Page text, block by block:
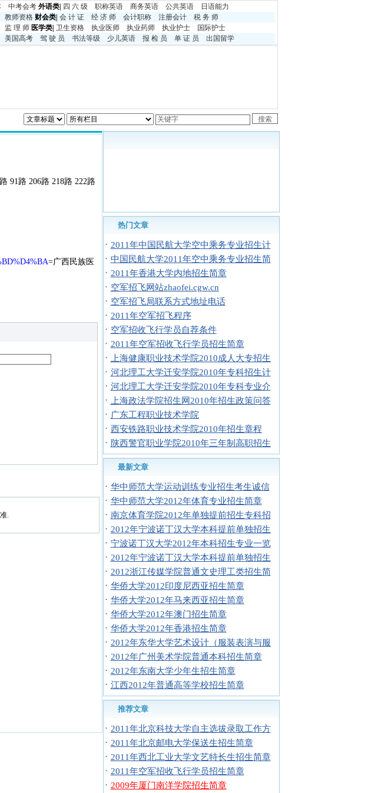
中考会考 外语类| 四 六 级 职称英语 商务英语 公共英语
日语能力
教师资格 财会类| 会 计 证 经 济 师 会计职称 注册会计
税 务 师
监 理 师 医学类| 卫生资格 执业医师 执业药师 执业护士
国际护士
美国高考 驾 驶 员 书法等级 少儿英语 报 检 员 单 证 员 出国留学
91路 206路 218路 222路
=广西民族医
.
热门文章
· 2011年中国民航大学空中乘务专业招生计
· 中国民航大学2011年空中乘务专业招生简
· 2011年香港大学内地招生简章
· 空军招飞网站zhaofei.cgw.cn
· 空军招飞局联系方式地址电话
· 2011年空军招飞程序
· 空军招收飞行学员自荐条件
· 2011年空军招收飞行学员招生简章
·
上海健康职业技术学院2010成人大专招生
· 河北理工大学迁安学院2010年专科招生计
· 河北理工大学迁安学院2010年专科专业介
·
上海政法学院招生网2010年招生政策问答
· 广东工程职业技术学院
· 西安铁路职业技术学院2010年招生章程
· 陕西警官职业学院2010年三年制高职招生
最新文章
· 华中师范大学运动训练专业招生考生诚信
· 华中师范大学2012年体育专业招生简章
· 南京体育学院2012年单独提前招生专科招
· 2012年宁波诺丁汉大学本科提前单独招生
· 宁波诺丁汉大学2012年本科招生专业一览
· 2012年宁波诺丁汉大学本科提前单独招生
· 2012浙江传媒学院普通文史理工类招生简
· 华侨大学2012印度尼西亚招生简章
· 华侨大学2012年马来西亚招生简章
· 华侨大学2012年澳门招生简章
· 华侨大学2012年香港招生简章
· 2012年东华大学艺术设计（服装表演与服
· 2012年广州美术学院普通本科招生简章
· 2012年东南大学少年生招生简章
· 江西2012年普通高等学校招生简章
推荐文章
· 2011年北京科技大学自主选拔录取工作方
· 2011年北京邮电大学保送生招生简章
· 2011年西北工业大学文艺特长生招生简章
· 2011年空军招收飞行学员招生简章
· 2009年厦门南洋学院招生简章